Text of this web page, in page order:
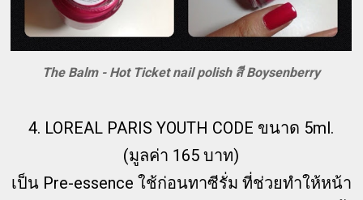
The Balm - Hot Ticket nail polish สี Boysenberry
4. LOREAL PARIS YOUTH CODE ขนาด 5ml.
(มูลค่า 165 บาท)
เป็น Pre-essence ใช้ก่อนทาซีรั่ม ที่ช่วยทำให้หน้า